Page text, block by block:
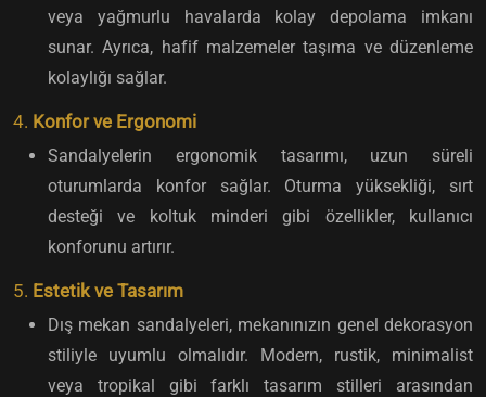
veya yağmurlu havalarda kolay depolama imkanı
sunar. Ayrıca, hafif malzemeler taşıma ve düzenleme
kolaylığı sağlar.
4. Konfor ve Ergonomi
Sandalyelerin ergonomik tasarımı, uzun süreli
oturumlarda konfor sağlar. Oturma yüksekliği, sırt
desteği ve koltuk minderi gibi özellikler, kullanıcı
konforunu artırır.
5. Estetik ve Tasarım
Dış mekan sandalyeleri, mekanınızın genel dekorasyon
stiliyle uyumlu olmalıdır. Modern, rustik, minimalist
veya tropikal gibi farklı tasarım stilleri arasından